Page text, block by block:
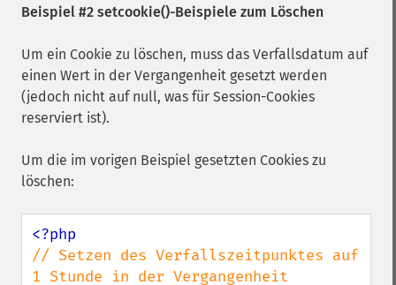
Beispiel #2 setcookie()-Beispiele zum Löschen
Um ein Cookie zu löschen, muss das Verfallsdatum auf
einen Wert in der Vergangenheit gesetzt werden
(jedoch nicht auf null, was für Session-Cookies
reserviert ist).
Um die im vorigen Beispiel gesetzten Cookies zu
löschen:
// Setzen des Verfallszeitpunktes auf